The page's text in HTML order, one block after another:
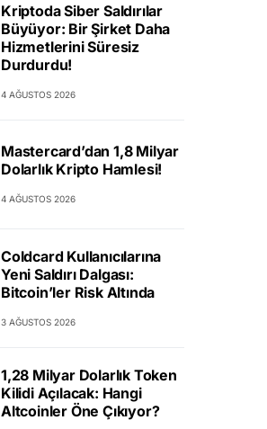
Kriptoda Siber Saldırılar
Büyüyor: Bir Şirket Daha
Hizmetlerini Süresiz
Durdurdu!
4 AĞUSTOS 2026
Mastercard’dan 1,8 Milyar
Dolarlık Kripto Hamlesi!
4 AĞUSTOS 2026
Coldcard Kullanıcılarına
Yeni Saldırı Dalgası:
Bitcoin’ler Risk Altında
3 AĞUSTOS 2026
1,28 Milyar Dolarlık Token
Kilidi Açılacak: Hangi
Altcoinler Öne Çıkıyor?